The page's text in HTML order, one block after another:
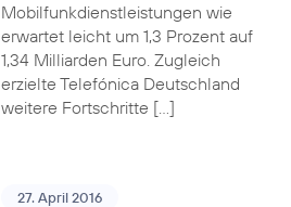
Mobilfunkdienstleistungen wie
erwartet leicht um 1,3 Prozent auf
1,34 Milliarden Euro. Zugleich
erzielte Telefónica Deutschland
weitere Fortschritte […]
27. April 2016